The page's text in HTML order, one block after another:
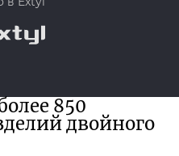
850
двойного